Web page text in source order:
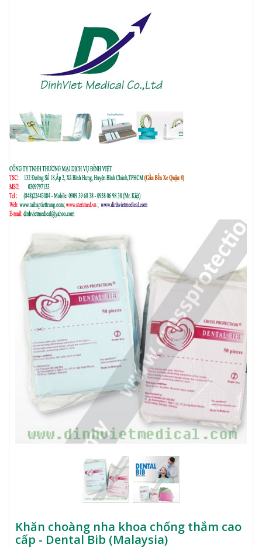
Khăn choàng nha khoa chống thắm cao
cấp - Dental Bib (Malaysia)